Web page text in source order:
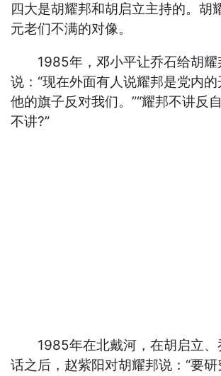
四大是胡耀邦和胡启立主持的。胡
元老们不满的对像。
1985年，邓小平让乔石给胡耀
说：“现在外面有人说耀邦是党内
他的旗子反对我们。”“耀邦不讲反
不讲?”
1985年在北戴河，在胡启立、
话之后，赵紫阳对胡耀邦说：“要